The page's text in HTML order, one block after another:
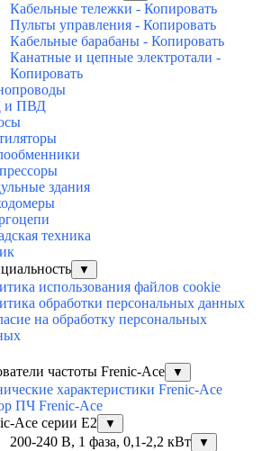
Кабельные тележки - Копировать
Пульты управления - Копировать
Кабельные барабаны - Копировать
Канатные и цепные электротали -
Копировать
и ПВД
здания
техника
▼
использования файлов cookie
обработки персональных данных
на обработку персональных
частоты Frenic-Ace ▼
характеристики Frenic-Ace
ПЧ Frenic-Ace
Ace серии E2
▼
200-240 В, 1 фаза, 0,1-2,2 кВт ▼